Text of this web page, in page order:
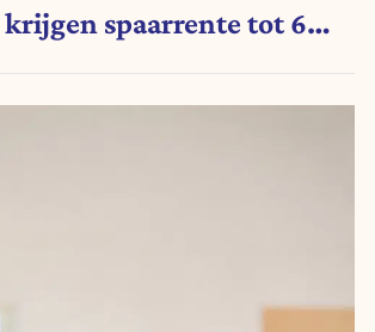
spaarrente tot 6